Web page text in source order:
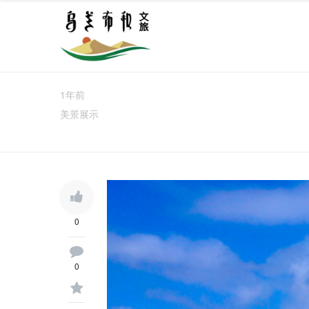
1年前
美景展示
0
0